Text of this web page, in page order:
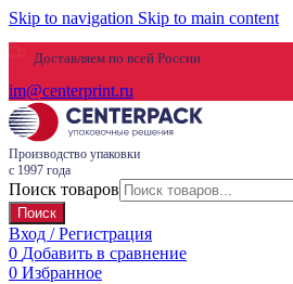
Skip to navigation Skip to main content
Доставляем по всей России
im@centerprint.ru
Производство упаковки
с 1997 года
Поиск товаров
Поиск
Вход / Регистрация
0 Добавить в сравнение
0 Избранное